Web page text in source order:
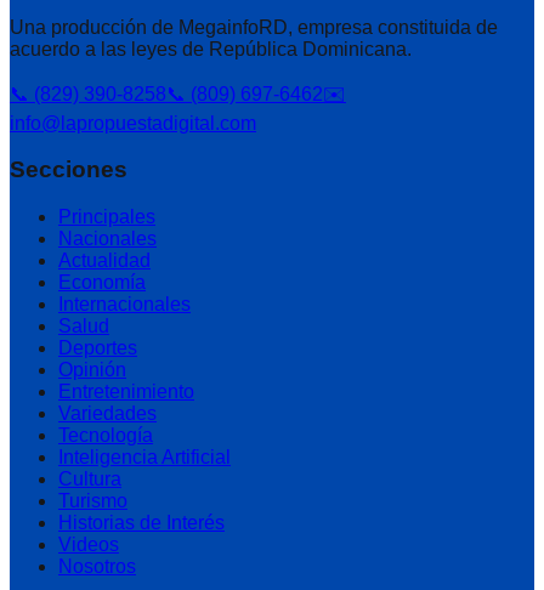
Una producción de MegainfoRD, empresa constituida de
acuerdo a las leyes de República Dominicana.
📞 (829) 390-8258📞 (809) 697-6462✉️
info@lapropuestadigital.com
Secciones
Principales
Nacionales
Actualidad
Economía
Internacionales
Salud
Deportes
Opinión
Entretenimiento
Variedades
Tecnología
Inteligencia Artificial
Cultura
Turismo
Historias de Interés
Videos
Nosotros